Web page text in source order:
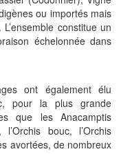
ou importés mais
constitue un
échelonnée dans
ont également élu
pour la plus grande
que les Anacamptis
bouc, l’Orchis
avortées, de nombreux